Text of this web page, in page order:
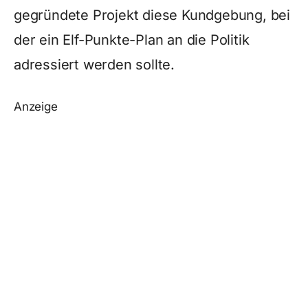
gegründete Projekt diese Kundgebung, bei
der ein Elf-Punkte-Plan an die Politik
adressiert werden sollte.
Anzeige